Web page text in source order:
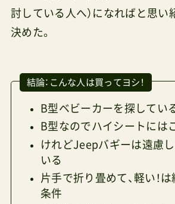
討している人へ）になればと思い
決めた。
結論：こんな人は買ってヨシ！
B型ベビーカーを探してい
B型なのでハイシートには
けれどJeepバギーは遠慮
いる
片手で折り畳めて、軽い！
条件